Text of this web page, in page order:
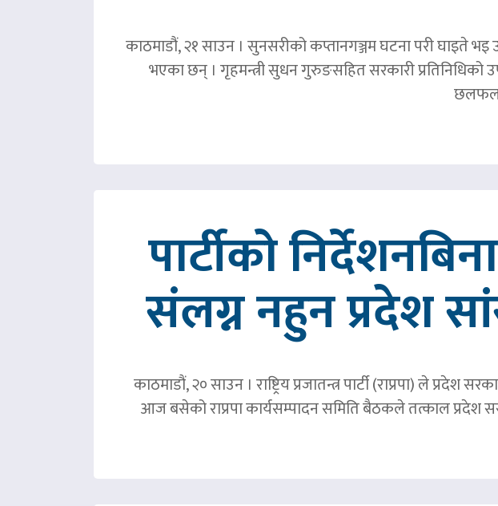
काठमाडौं, २१ साउन । सुनसरीको कप्तानगञ्जम घटना परी घाइते भइ
भएका छन् । गृहमन्त्री सुधन गुरुङसहित सरकारी प्रतिनिधिको
पार्टीको
संलग्न नहुन प्रदेश
काठमाडौं, २० साउन । राष्ट्रिय प्रजातन्त्र पार्टी (राप्रपा) ले
आज बसेको राप्रपा कार्यसम्पादन समिति बैठकले तत्काल प्रदेश